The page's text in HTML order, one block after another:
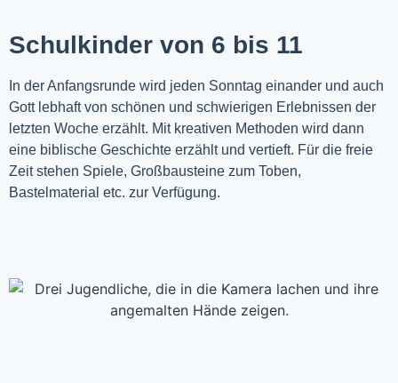
Schulkinder von 6 bis 11
In der Anfangsrunde wird jeden Sonntag einander und auch
Gott lebhaft von schönen und schwierigen Erlebnissen der
letzten Woche erzählt. Mit kreativen Methoden wird dann
eine biblische Geschichte erzählt und vertieft. Für die freie
Zeit stehen Spiele, Großbausteine zum Toben,
Bastelmaterial etc. zur Verfügung.